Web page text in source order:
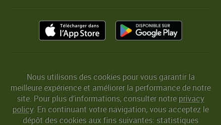
Nous utilisons des cookies pour vous garantir la
meilleure expérience et améliorer la performance de notre
site. Pour plus d’informations, consulter notreprivacy
policy. En continuant votre navigation, vous acceptez le
dépôt des cookies aux fins suivantes: statistiques